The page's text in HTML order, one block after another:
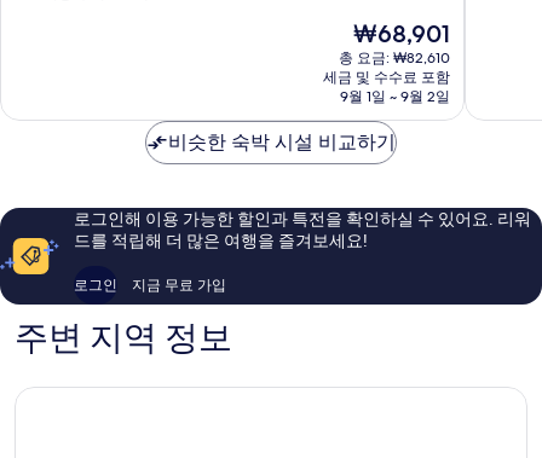
매
요,
용
후
개
현
재
요
금
₩68,901
₩68,901
총 요금: ₩82,610
세금 및 수수료 포함
9월 1일 ~ 9월 2일
륭
용
비슷한 숙박 시설 비교하기
로그인해 이용 가능한 할인과 특전을 확인하실 수 있어요. 리워
드를 적립해 더 많은 여행을 즐겨보세요!
로그인 지금 무료 가입
주변 지역 정보